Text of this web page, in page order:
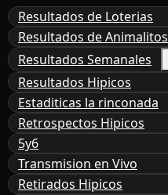
Resultados de Loterias
Resultados de Animalitos
Resultados Semanales
Resultados Hipicos
Estaditicas la rinconada
Retrospectos Hipicos
5y6
Transmision en Vivo
Retirados Hipicos